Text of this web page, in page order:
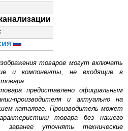
товаров могут включать
и компоненты, не входящие в
предоставлено официальным
производителя и актуально на
каталоге. Производитель может
товара без нашего
уточнять технические